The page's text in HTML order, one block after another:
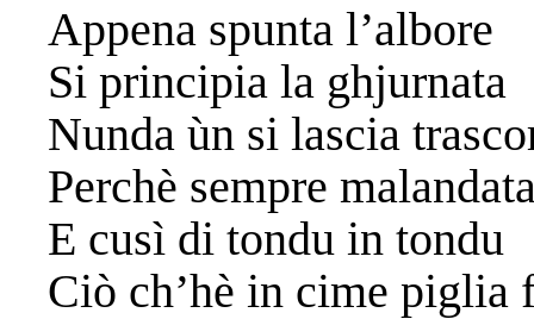
Appena spunta l’albore
Si principia la ghjurnata
Nunda ùn si lascia
Perchè sempre
E cusì di tondu in tondu
Ciò ch’hè in cime piglia